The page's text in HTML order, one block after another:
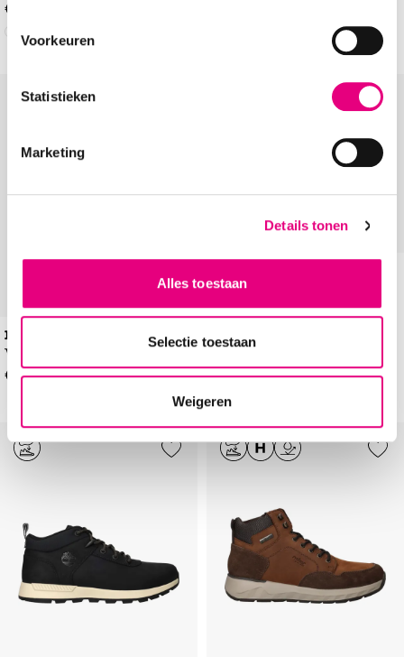
Voorkeuren
Statistieken
Marketing
Details tonen
Alles toestaan
Selectie toestaan
Weigeren
€
Rieker
Veterboots
€ 119,99
Add to
Veterboots
€ 129,99
Add to Wishlist Add to